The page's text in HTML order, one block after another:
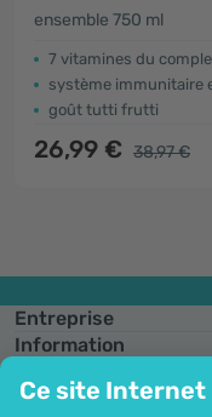
Ce site Internet
ensemble 750 ml
7 vitamines du complexe
système immunitaire et nerveux, plus
goût tutti frutti
26,99 € 38,97 €
Entreprise
Information
Assistance et